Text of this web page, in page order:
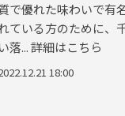
で優れた味わいで有
ている方のために、
い落...詳細はこちら
18:00